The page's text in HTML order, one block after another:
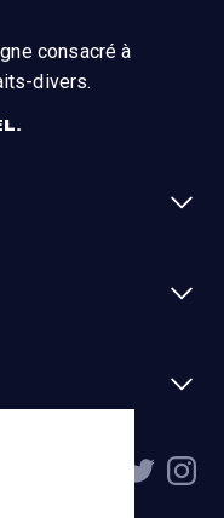
consacré à
divers.
générales